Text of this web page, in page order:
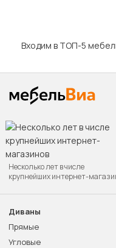
Входим в ТОП-5
Несколько лет в числе
крупнейших интернет-
Диваны
Прямые
Угловые